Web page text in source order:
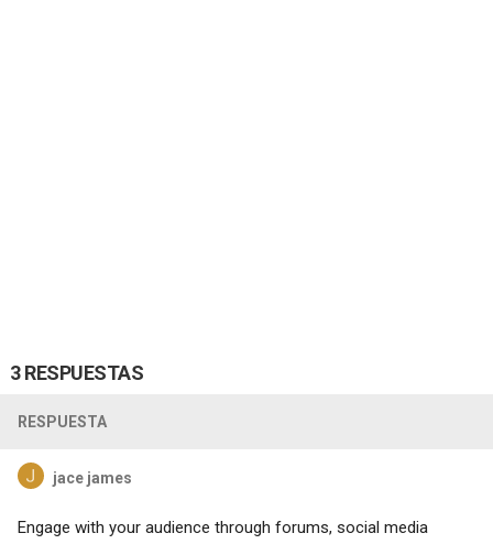
3 RESPUESTAS
RESPUESTA
jace james
Engage with your audience through forums, social media